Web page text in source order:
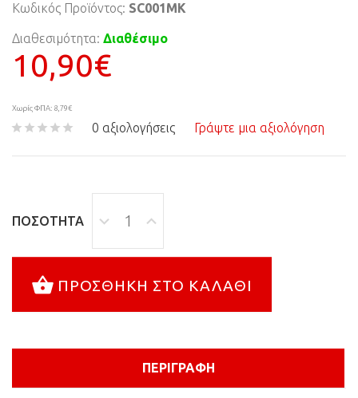
Κωδικός Προϊόντος: SC001MK
Διαθεσιμότητα: Διαθέσιμο
10,90€
Χωρίς ΦΠΑ: 8,79€
0 αξιολογήσεις Γράψτε μια αξιολόγηση
ΠΟΣΌΤΗΤΑ
ΠΡΟΣΘΉΚΗ ΣΤΟ ΚΑΛΆΘΙ
ΠΕΡΙΓΡΑΦΉ